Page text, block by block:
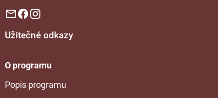
Užitečné odkazy
O programu
Popis programu